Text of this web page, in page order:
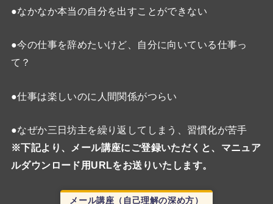
●なかなか本当の自分を出すことができない
●今の仕事を辞めたいけど、自分に向いている仕事っ
て？
●仕事は楽しいのに人間関係がつらい
●なぜか三日坊主を繰り返してしまう、習慣化が苦手
※下記より、メール講座にご登録いただくと、マニュア
ルダウンロード用URLをお送りいたします。
メール講座（自己理解の深め方）